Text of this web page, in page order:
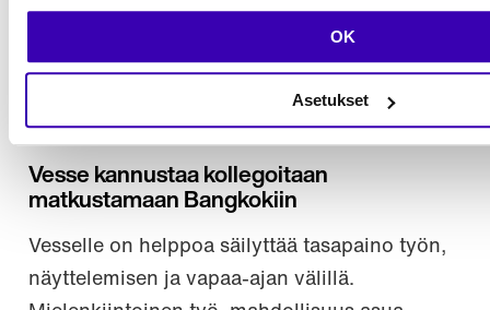
OK
Asetukset
– Codemate antaa tosi paljon vapautta ja
luottamusta, ja työn pystyy rakentamaan
Vesse kannustaa kollegoitaan
matkustamaan Bangkokiin
Vesselle on helppoa säilyttää tasapaino työn,
näyttelemisen ja vapaa-ajan välillä.